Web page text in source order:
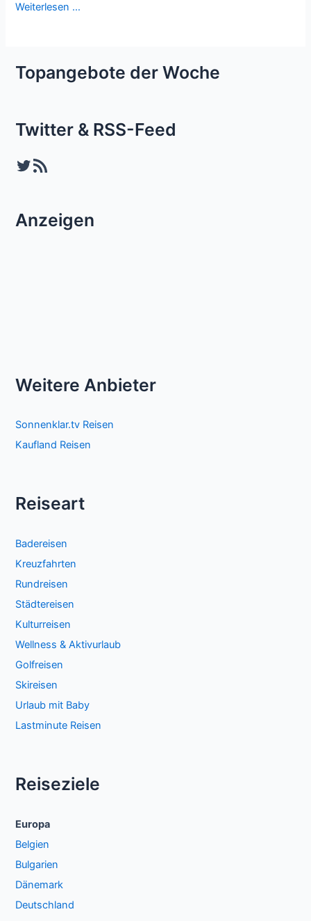
Weiterlesen …
Topangebote der Woche
Twitter & RSS-Feed
Twitter RSS-Feed
Anzeigen
Weitere Anbieter
Sonnenklar.tv Reisen
Kaufland Reisen
Reiseart
Badereisen
Kreuzfahrten
Rundreisen
Städtereisen
Kulturreisen
Wellness & Aktivurlaub
Golfreisen
Skireisen
Urlaub mit Baby
Lastminute Reisen
Reiseziele
Europa
Belgien
Bulgarien
Dänemark
Deutschland